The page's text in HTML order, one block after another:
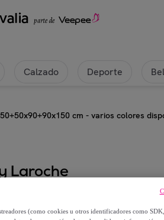
Calzado Deporte
cm - varios colores
Laroche
de 3 toallas PALACE - 500
disponibles -
(como cookies u otros identificadores como